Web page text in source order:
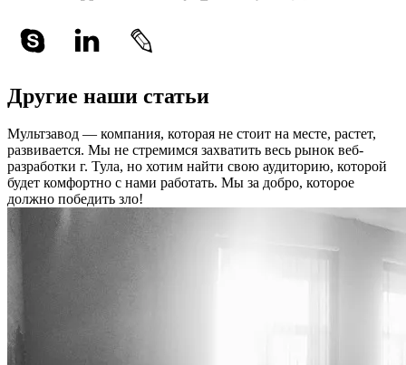
Другие наши статьи
Мультзавод — компания, которая не стоит на месте, растет,
развивается. Мы не стремимся захватить весь рынок веб-
разработки г. Тула, но хотим найти свою аудиторию, которой
будет комфортно с нами работать. Мы за добро, которое
должно победить зло!